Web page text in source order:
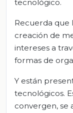
tecnológico.
Recuerda que
creación de
intereses a
formas de
Y están
tecnológicos.
convergen, se